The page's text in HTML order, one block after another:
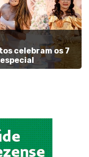
celebram os 7